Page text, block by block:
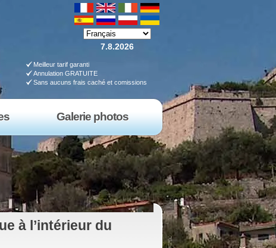
7.8.2026
Meilleur tarif garanti
Annulation GRATUITE
Sans aucuns frais caché et comissions
Galerie photos
à l’intérieur du